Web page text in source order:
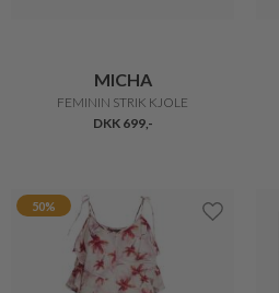
MICHA
FEMININ STRIK KJOLE
DKK 699,-
50%